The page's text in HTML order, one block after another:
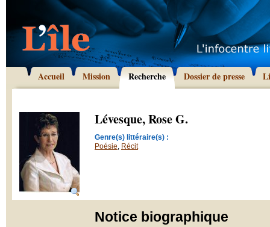
Accueil Mission Recherche Dossier de presse
Lévesque, Rose G.
Genre(s) littéraire(s) :
Poésie, Récit
Notice biographique